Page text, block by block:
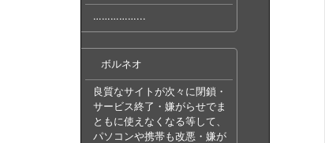
……………...
ボルネオ
良質なサイトが次々に閉鎖・
サービス終了・嫌がらせでま
ともに使えなくなる等して、
パソコンや携帯も改悪・嫌が